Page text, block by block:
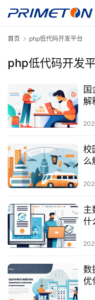
最
新
动
产
首页 php低代码开发平台
php低代码开发
解
校
么
主
什
数
优